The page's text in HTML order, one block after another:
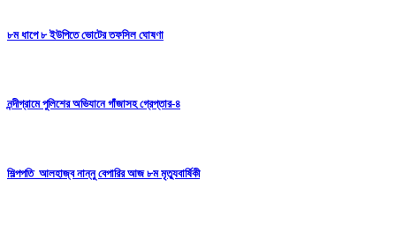
৮ম ধাপে ৮ ইউপিতে ভোটের তফসিল ঘোষণা
নন্দীগ্রামে পুলিশের অভিযানে গাঁজাসহ গ্রেপ্তার-৪
শিল্পপতি আলহাজ্ব নান্নু বেপারির আজ ৮ম মৃত্যুবার্ষিকী